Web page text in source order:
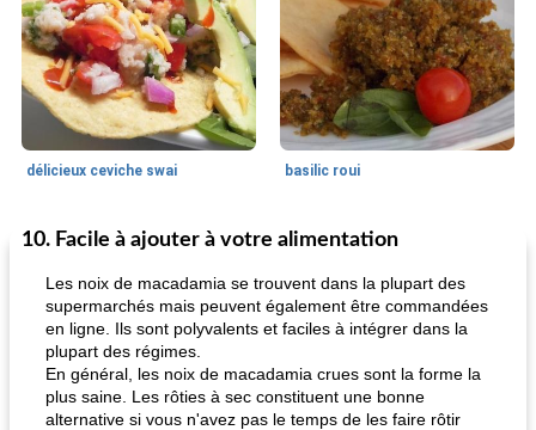
délicieux ceviche swai basilic roui
65min
Déjeuner / Snacks
10. Facile à ajouter à votre alimentation
Les noix de macadamia se trouvent dans la plupart des
supermarchés mais peuvent également être commandées
en ligne. Ils sont polyvalents et faciles à intégrer dans la
plupart des régimes.
En général, les noix de macadamia crues sont la forme la
plus saine. Les rôties à sec constituent une bonne
alternative si vous n'avez pas le temps de les faire rôtir